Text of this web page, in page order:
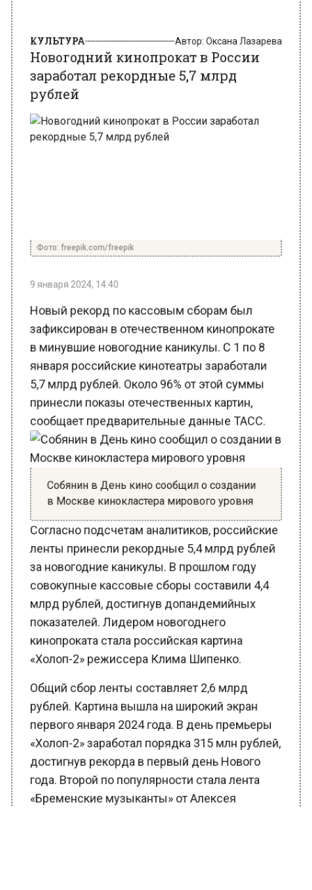
заработал рекордные 5,7 млрд
рублей
9 января 2024, 14:40
Новый рекорд по кассовым сборам был
зафиксирован в отечественном кинопрокате
в минувшие новогодние каникулы. С 1 по 8
января российские кинотеатры заработали
5,7 млрд рублей. Около 96% от этой суммы
принесли показы отечественных картин,
сообщает предварительные данные ТАСС.
в Москве кинокластера мирового уровня
Согласно подсчетам аналитиков, российские
ленты принесли рекордные 5,4 млрд рублей
за новогодние каникулы. В прошлом году
совокупные кассовые сборы составили 4,4
млрд рублей, достигнув допандемийных
показателей. Лидером новогоднего
кинопроката стала российская картина
«Холоп-2» режиссера Клима Шипенко.
Общий сбор ленты составляет 2,6 млрд
рублей. Картина вышла на широкий экран
первого января 2024 года. В день премьеры
«Холоп-2» заработал порядка 315 млн рублей,
достигнув рекорда в первый день Нового
года. Второй по популярности стала лента
«Бременские музыканты» от Алексея